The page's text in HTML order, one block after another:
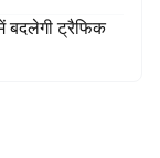
बदलेगी ट्रैफिक